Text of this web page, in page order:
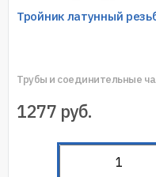
Тройник латунный
Трубы и соединительные
1277 руб.